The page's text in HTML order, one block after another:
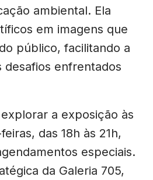
ambiental. Ela
em imagens que
público, facilitando a
desafios enfrentados
a exposição às
das 18h às 21h,
especiais.
da Galeria 705,